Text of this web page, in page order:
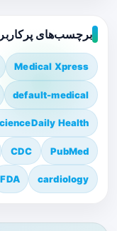
برچسب‌های
Medical Xpress
default-medical
Health
PubMed
CDC
cardiology
FDA